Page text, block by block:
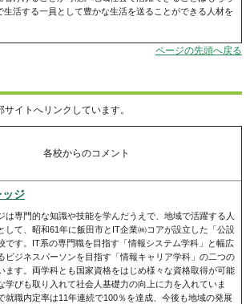
生活する一員として豊かな生活を送ることができる人材を
ページの先頭へ戻る
イトへリンクしています。
各校からのコメント
ッジ
は専門的な知識や技能を学んだうえで、地域で活躍する人
して、昭和61年に飯田市とIT企業㈱コアが設立した「公設
です。IT系の専門職を目指す「情報システム学科」と幅広
ビジネスパーソンを目指す「情報キャリア学科」の二つの
ます。両学科とも国家資格をはじめ様々な資格取得が可能
学びも取り入れて社会人基礎力の向上に力を入れていま
就職内定率は11年連続で100％を達成、今後も地域の発展